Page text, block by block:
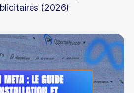
(2026)